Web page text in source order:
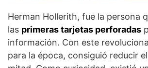
Herman Hollerith, fue la persona
las primeras tarjetas perforadas
información. Con este
para la época, consiguió reducir